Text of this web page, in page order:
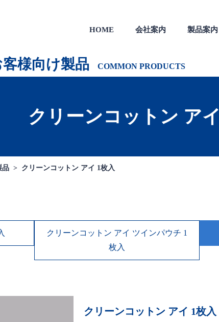
HOME
会社案内
製品案内
様向け製品 COMMON PRODUCTS
クリーンコットン アイ
品 > クリーンコットン アイ 1枚入
クリーンコットン アイ ツインパウチ 1
枚入
クリーンコットン アイ 1枚入